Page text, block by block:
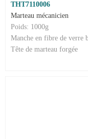
THT7110006
Marteau mécanicien
Poids: 1000g
Tête de marteau forgée